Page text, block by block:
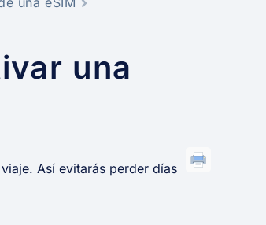
una
Así evitarás perder días